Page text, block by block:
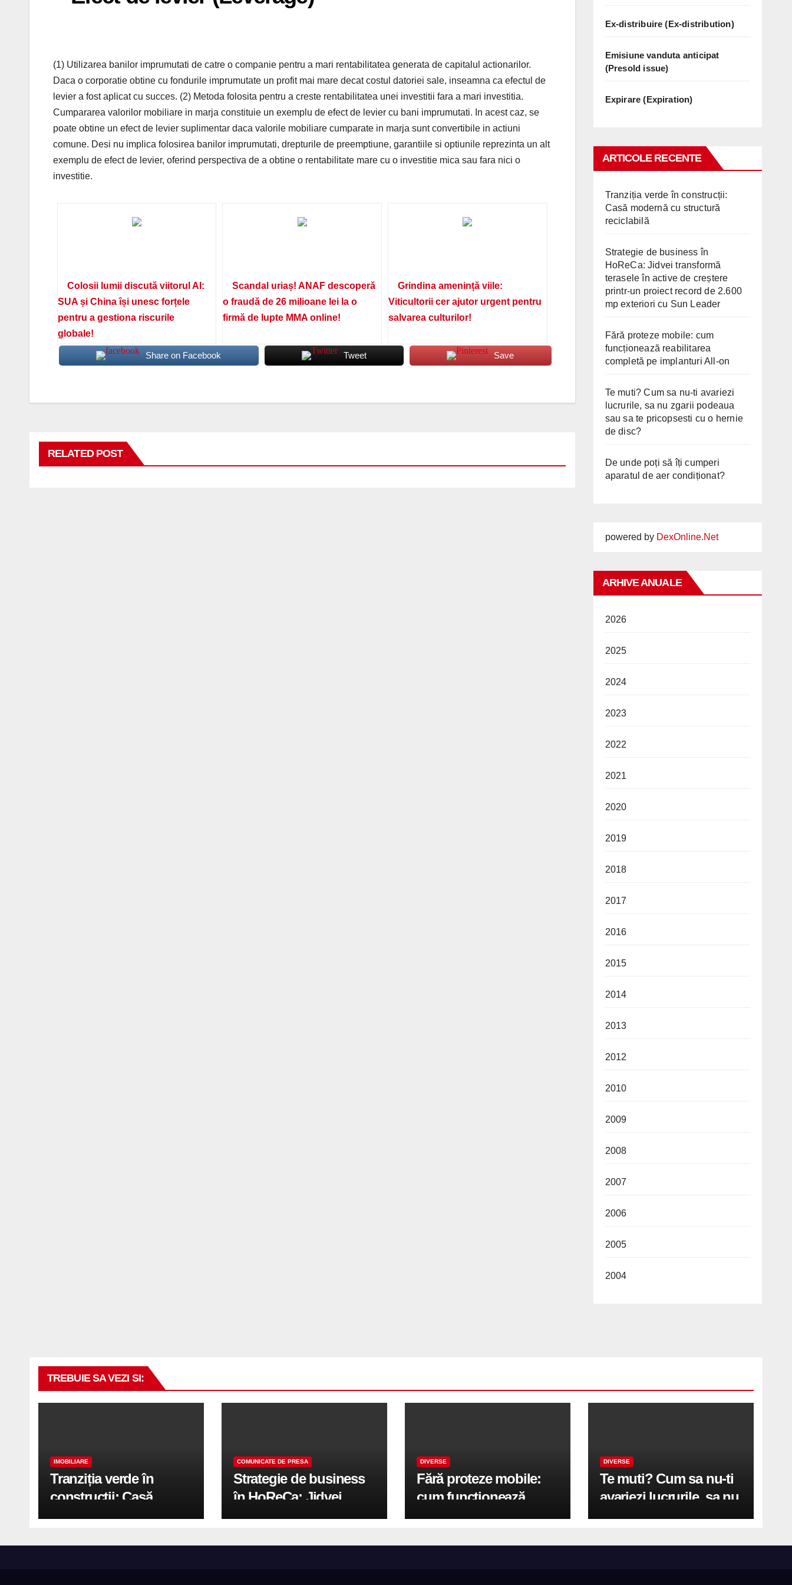
(1) Utilizarea banilor imprumutati de catre o companie pentru a mari rentabilitatea generata de capitalul actionarilor.
Daca o corporatie obtine cu fondurile imprumutate un profit mai mare decat costul datoriei sale, inseamna ca efectul de
levier a fost aplicat cu succes. (2) Metoda folosita pentru a creste rentabilitatea unei investitii fara a mari investitia.
Cumpararea valorilor mobiliare in marja constituie un exemplu de efect de levier cu bani imprumutati. In acest caz, se
poate obtine un efect de levier suplimentar daca valorile mobiliare cumparate in marja sunt convertibile in actiuni
comune. Desi nu implica folosirea banilor imprumutati, drepturile de preemptiune, garantiile si optiunile reprezinta un alt
exemplu de efect de levier, oferind perspectiva de a obtine o rentabilitate mare cu o investitie mica sau fara nici o
investitie.
Colosii lumii discută viitorul AI:
SUA și China își unesc forțele
pentru a gestiona riscurile
globale!
Scandal uriaș! ANAF descoperă
o fraudă de 26 milioane lei la o
firmă de lupte MMA online!
Grindina amenință viile:
Viticultorii cer ajutor urgent pentru
salvarea culturilor!
Share on Facebook Tweet Save
RELATED POST
Ex-distribuire (Ex-distribution)
Emisiune vanduta anticipat
(Presold issue)
Expirare (Expiration)
ARTICOLE RECENTE
Tranziția verde în construcții:
Casă modernă cu structură
reciclabilă
Strategie de business în
HoReCa: Jidvei transformă
terasele în active de creștere
printr-un proiect record de 2.600
mp exteriori cu Sun Leader
Fără proteze mobile: cum
funcționează reabilitarea
completă pe implanturi All-on
Te muti? Cum sa nu-ti avariezi
lucrurile, sa nu zgarii podeaua
sau sa te pricopsesti cu o hernie
de disc?
De unde poți să îți cumperi
aparatul de aer condiționat?
powered by DexOnline.Net
ARHIVE ANUALE
2026
2025
2024
2023
2022
2021
2020
2019
2018
2017
2016
2015
2014
2013
2012
2010
2009
2008
2007
2006
2005
2004
TREBUIE SA VEZI SI:
IMOBILIARE
Tranziția verde în
construcții: Casă
modernă cu structură
COMUNICATE DE PRESA
Strategie de business
în HoReCa: Jidvei
transformă terasele în
DIVERSE
Fără proteze mobile:
cum funcționează
reabilitarea completă
DIVERSE
Te muti? Cum sa nu-ti
avariezi lucrurile, sa nu
zgarii podeaua sau sa